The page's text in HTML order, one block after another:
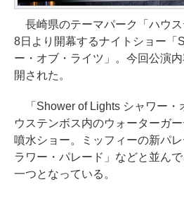
長崎県のテーマパーク「ハウ
8日より開幕するナイトショー「
ー・オブ・ライツ」。今回公演
開された。
「Shower of Lights シャワー・
ウステンボス内のウォーターガ
噴水ショー。ミッフィーの新パ
ラワー・パレード」などと並ん
一つとなっている。